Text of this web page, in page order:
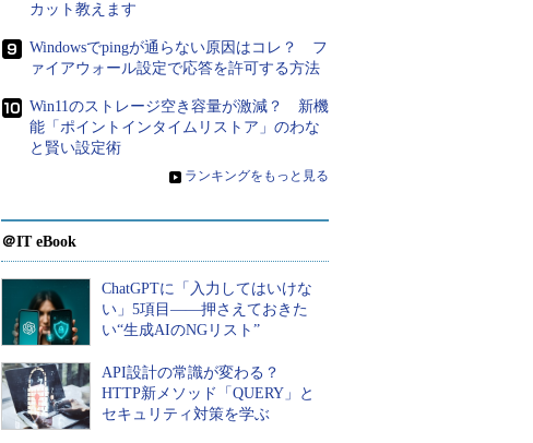
カット教えます
Windowsでpingが通らない原因はコレ？ フ
ァイアウォール設定で応答を許可する方法
Win11のストレージ空き容量が激減？ 新機
能「ポイントインタイムリストア」のわな
と賢い設定術
» ランキングをもっと見る
＠IT eBook
ChatGPTに「入力してはいけな
い」5項目――押さえておきた
い“生成AIのNGリスト”
API設計の常識が変わる？
HTTP新メソッド「QUERY」と
セキュリティ対策を学ぶ